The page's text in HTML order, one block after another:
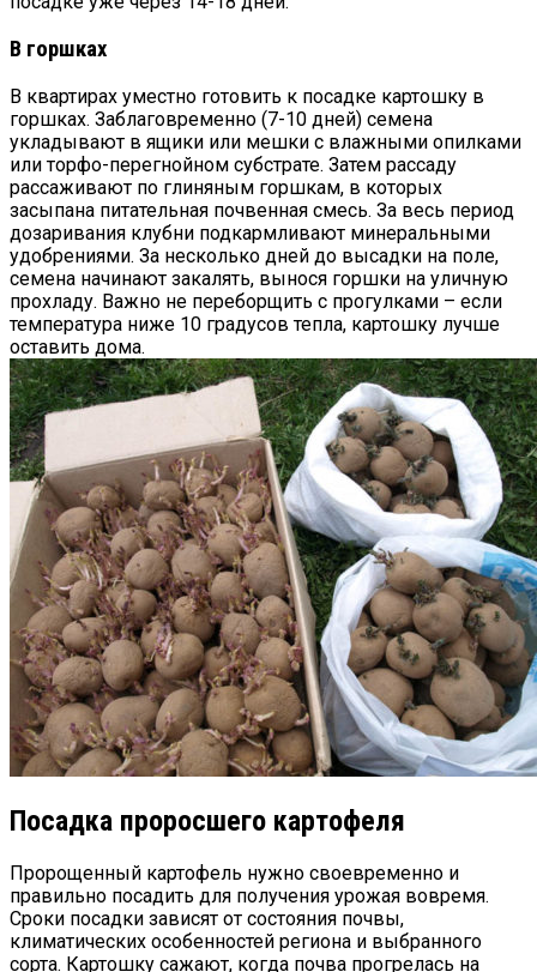
В горшках
В квартирах уместно готовить к посадке картошку в
горшках. Заблаговременно (7-10 дней) семена
укладывают в ящики или мешки с влажными опилками
или торфо-перегнойном субстрате. Затем рассаду
рассаживают по глиняным горшкам, в которых
засыпана питательная почвенная смесь. За весь период
дозаривания клубни подкармливают минеральными
удобрениями. За несколько дней до высадки на поле,
семена начинают закалять, вынося горшки на уличную
прохладу. Важно не переборщить с прогулками – если
температура ниже 10 градусов тепла, картошку лучше
оставить дома.
Посадка проросшего картофеля
Пророщенный картофель нужно своевременно и
правильно посадить для получения урожая вовремя.
Сроки посадки зависят от состояния почвы,
климатических особенностей региона и выбранного
сорта. Картошку сажают, когда почва прогрелась на